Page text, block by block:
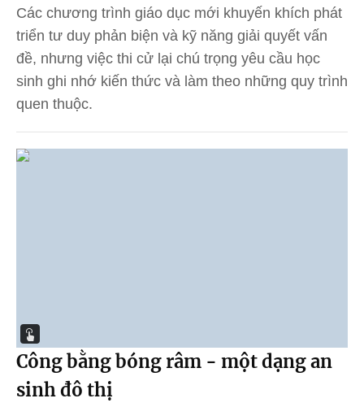
Các chương trình giáo dục mới khuyến khích phát
triển tư duy phản biện và kỹ năng giải quyết vấn
đề, nhưng việc thi cử lại chú trọng yêu cầu học
sinh ghi nhớ kiến thức và làm theo những quy trình
quen thuộc.
Công bằng bóng râm - một dạng an
sinh đô thị